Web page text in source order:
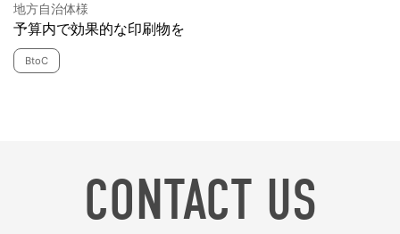
地方自治体様
予算内で効果的な印刷物を
BtoC
CONTACT US